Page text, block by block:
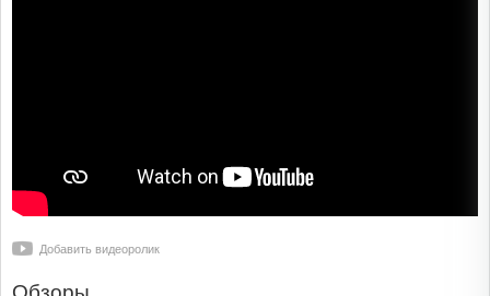
Добавить видеоролик